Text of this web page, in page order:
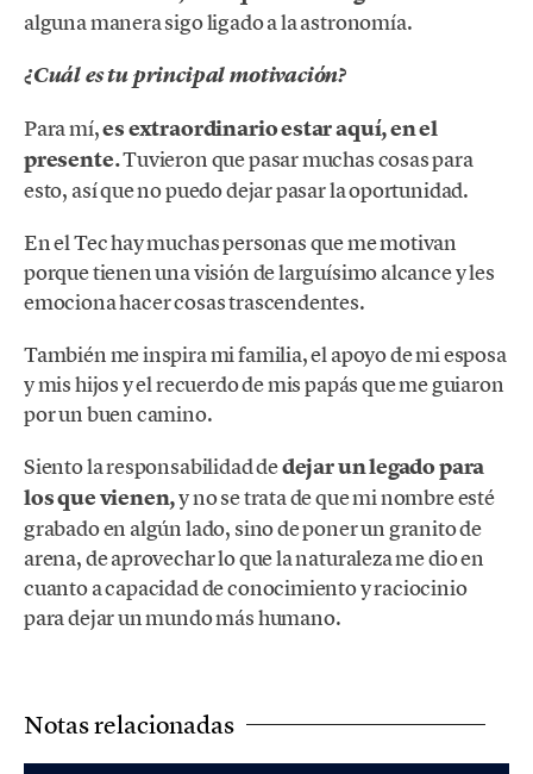
alguna manera sigo ligado a la astronomía.
¿Cuál es tu principal motivación?
Para mí,es extraordinario estar aquí, en el
presente.Tuvieron que pasar muchas cosas para
esto, así que no puedo dejar pasar la oportunidad.
En el Tec hay muchas personas que me motivan
porque tienen una visión de larguísimo alcance y les
emociona hacer cosas trascendentes.
También me inspira mi familia, el apoyo de mi esposa
y mis hijos y el recuerdo de mis papás que me guiaron
por un buen camino.
Siento la responsabilidad dedejar un legado para
los que vienen,y no se trata de que mi nombre esté
grabado en algún lado, sino de poner un granito de
arena, de aprovechar lo que la naturaleza me dio en
cuanto a capacidad de conocimiento y raciocinio
para dejar un mundo más humano.
Notas relacionadas